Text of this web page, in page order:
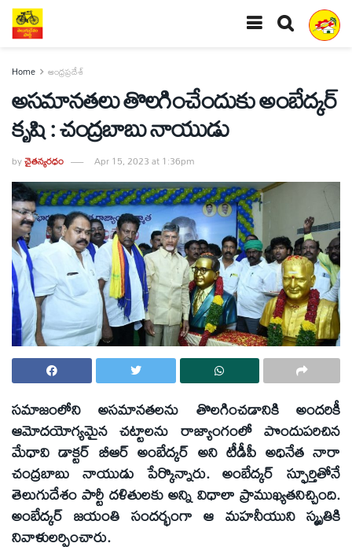
Home ఆంధ్రప్రదేశ్
అసమానతలు తొలగించేందుకు అంబేద్కర్
కృషి : చంద్రబాబు నాయుడు
byచైతన్యరధం Apr 15, 2023 at 1:36pm
సమాజంలోని అసమానతలను తొలగించడానికి అందరికీ
ఆమోదయోగ్యమైన చట్టాలను రాజ్యాంగంలో పొందుపరిచిన
మేధావి డాక్టర్ బీఆర్ అంబేద్కర్ అని టీడీపీ అధినేత నారా
చంద్రబాబు నాయుడు పేర్కొన్నారు. అంబేద్కర్ స్ఫూర్తితోనే
తెలుగుదేశం పార్టీ దళితులకు అన్ని విధాలా ప్రాముఖ్యతనిచ్చింది.
అంబేద్కర్ జయంతి సందర్భంగా ఆ మహనీయుని స్మృతికి
నివాళులర్పించారు.